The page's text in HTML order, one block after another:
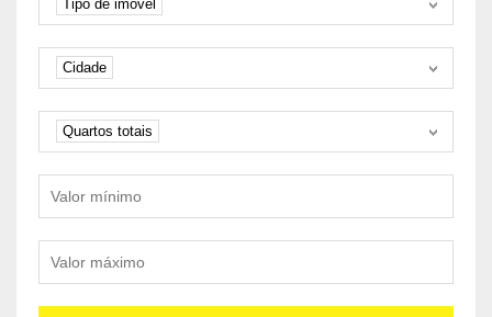
Tipo de imóvel
Cidade
Cidade
Quartos
Quartos totais